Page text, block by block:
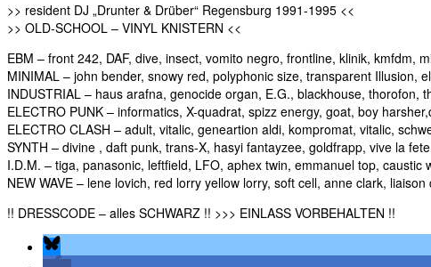
>> resident DJ „Drunter & Drüber“ Regensburg 1991-1995 <<
>> OLD-SCHOOL – VINYL KNISTERN <<
EBM – front 242, DAF, dive, insect, vomito negro, frontline, klinik, kmfdm,
MINIMAL – john bender, snowy red, polyphonic size, transparent Illusion,
INDUSTRIAL – haus arafna, genocide organ, E.G., blackhouse, thorofon,
ELECTRO PUNK – informatics, X-quadrat, spizz energy, goat, boy
ELECTRO CLASH – adult, vitalic, geneartion aldi, kompromat, vitalic,
SYNTH – divine , daft punk, trans-X, hasyi fantayzee, goldfrapp, vive la
I.D.M. – tiga, panasonic, leftfield, LFO, aphex twin, emmanuel top, caustic
NEW WAVE – lene lovich, red lorry yellow lorry, soft cell, anne clark,
!! DRESSCODE – alles SCHWARZ !! >>> EINLASS VORBEHALTEN !!